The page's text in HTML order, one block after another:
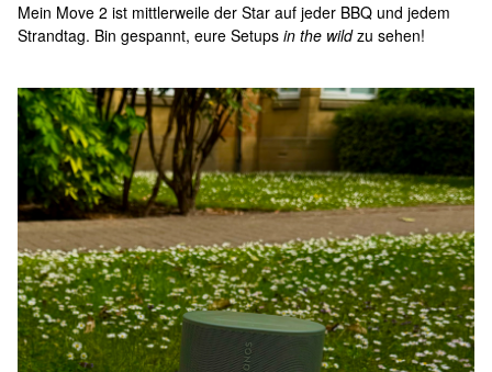
Mein Move 2 ist mittlerweile der Star auf jeder BBQ und jedem
Strandtag. Bin gespannt, eure Setups in the wildzu sehen!